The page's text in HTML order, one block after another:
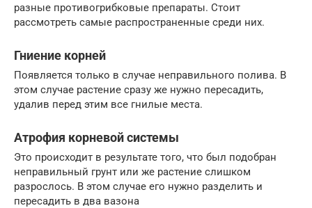
разные противогрибковые препараты. Стоит
рассмотреть самые распространенные среди них.
Гниение корней
Появляется только в случае неправильного полива. В
этом случае растение сразу же нужно пересадить,
удалив перед этим все гнилые места.
Атрофия корневой системы
Это происходит в результате того, что был подобран
неправильный грунт или же растение слишком
разрослось. В этом случае его нужно разделить и
пересадить в два вазона